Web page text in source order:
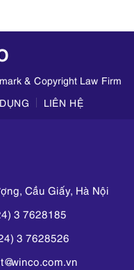
& Copyright Law Firm
LIÊN HỆ
Cầu Giấy, Hà Nội
3 7628185
3 7628526